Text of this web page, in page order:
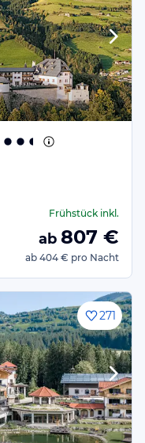
Frühstückinkl.
ab 807 €
ab 404 € pro Nacht
271